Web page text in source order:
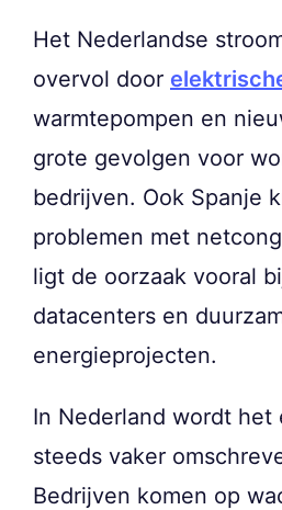
Het Nederlandse
overvol door
warmtepompen en
grote gevolgen voor
bedrijven. Ook Spanje
problemen met
ligt de oorzaak vooral
datacenters en
energieprojecten.
In Nederland wordt
steeds vaker
Bedrijven komen op